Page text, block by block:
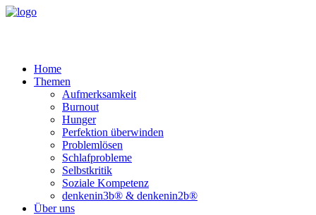
Home
Themen
Aufmerksamkeit
Burnout
Hunger
Perfektion überwinden
Problemlösen
Schlafprobleme
Selbstkritik
Soziale Kompetenz
denkenin3b® & denkenin2b®
Über uns